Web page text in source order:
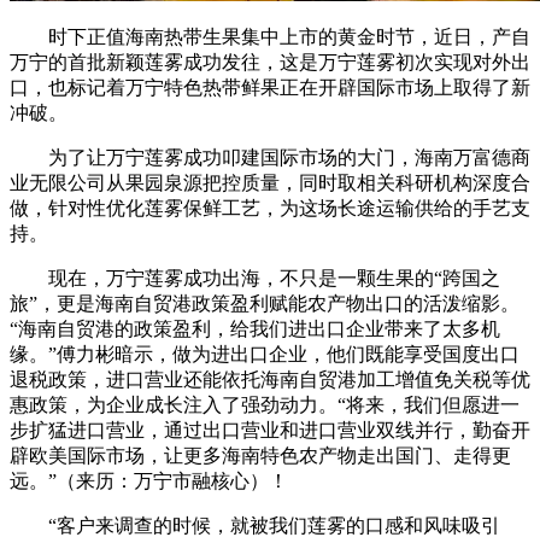
时下正值海南热带生果集中上市的黄金时节，近日，产自
万宁的首批新颖莲雾成功发往，这是万宁莲雾初次实现对外出
口，也标记着万宁特色热带鲜果正在开辟国际市场上取得了新
冲破。
为了让万宁莲雾成功叩建国际市场的大门，海南万富德商
业无限公司从果园泉源把控质量，同时取相关科研机构深度合
做，针对性优化莲雾保鲜工艺，为这场长途运输供给的手艺支
持。
现在，万宁莲雾成功出海，不只是一颗生果的“跨国之
旅”，更是海南自贸港政策盈利赋能农产物出口的活泼缩影。
“海南自贸港的政策盈利，给我们进出口企业带来了太多机
缘。”傅力彬暗示，做为进出口企业，他们既能享受国度出口
退税政策，进口营业还能依托海南自贸港加工增值免关税等优
惠政策，为企业成长注入了强劲动力。“将来，我们但愿进一
步扩猛进口营业，通过出口营业和进口营业双线并行，勤奋开
辟欧美国际市场，让更多海南特色农产物走出国门、走得更
远。”（来历：万宁市融核心）！
“客户来调查的时候，就被我们莲雾的口感和风味吸引